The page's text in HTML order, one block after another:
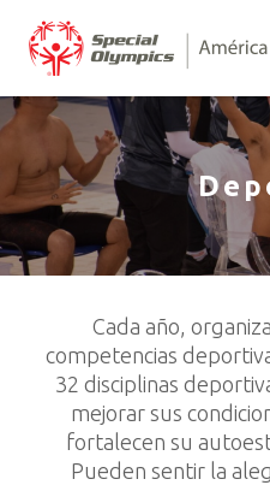
Cada año,
competencias
32 disciplinas
mejorar sus
fortalecen su
Pueden sentir la